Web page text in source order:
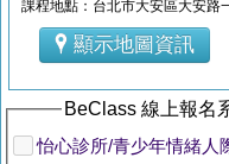
課程地點：台北市大安區大安路
顯示地圖資訊
BeClass 線上報名
怡心診所/青少年情緒人